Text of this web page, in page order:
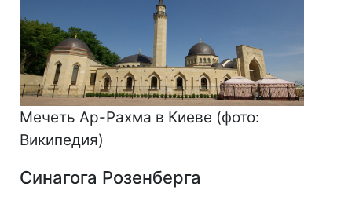
Мечеть Ар-Рахма в Киеве (фото:
Википедия)
Синагога Розенберга